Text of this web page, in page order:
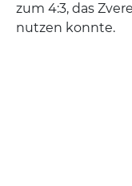
zum 4:3, das
nutzen konnte.